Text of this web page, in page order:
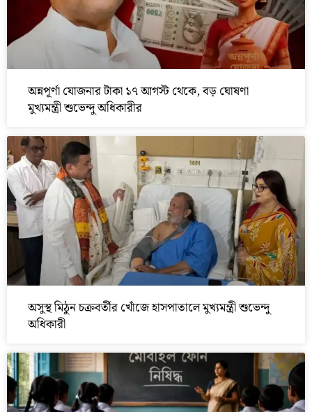
অন্নপূর্ণা যোজনার টাকা ১৭ আগস্ট থেকে, বড় ঘোষণা
মুখ্যমন্ত্রী শুভেন্দু অধিকারীর
অসুস্থ মিঠুন চক্রবর্তীর খোঁজে হাসপাতালে মুখ্যমন্ত্রী শুভেন্দু
অধিকারী